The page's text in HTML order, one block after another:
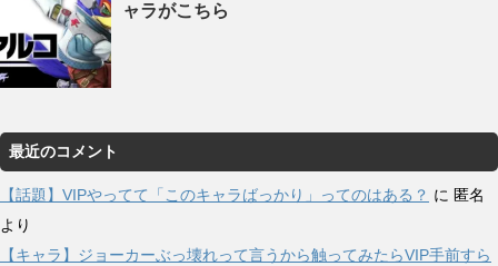
ャラがこちら
最近のコメント
【話題】VIPやってて「このキャラばっかり」ってのはある？ に 匿名
より
【キャラ】ジョーカーぶっ壊れって言うから触ってみたらVIP手前すら